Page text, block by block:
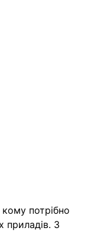
потрібно
приладів. З